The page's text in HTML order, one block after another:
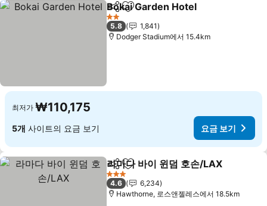
공유 즐겨찾기에 추가
Bokai Garden Hotel
2 성급
5.8
1,841
Dodger Stadium에서 15.4km
최저가 ₩110,175
5개 사이트의 요금 보기 요금 보기
공유 즐겨찾기에 추가
라마다 바이 윈덤 호손/LAX
3 성급
4.6
6,234
Hawthorne, 로스앤젤레스에서 18.5km